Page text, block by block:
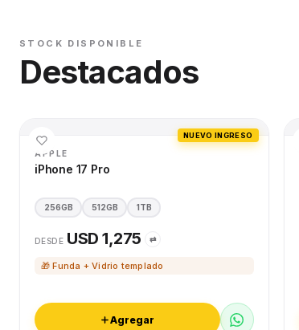
STOCK DISPONIBLE
Destacados
NUEVO INGRESO
APPLE
iPhone 17 Pro
256GB 512GB 1TB
DESDE USD 1,275 ⇄
🎁 Funda + Vidrio templado
Agregar